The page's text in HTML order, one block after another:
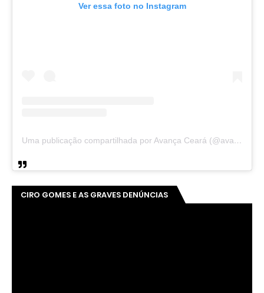
Ver essa foto no Instagram
Uma publicação compartilhada por Avança Ceará (@avancaceara)
CIRO GOMES E AS GRAVES DENÚNCIAS